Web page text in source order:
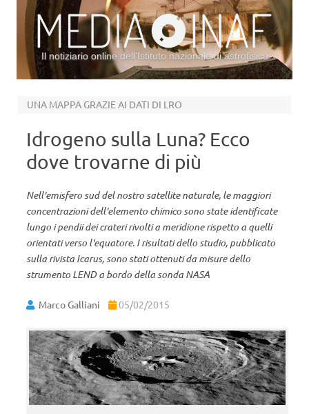
Il notiziario online dell’Istituto nazionale di astrofisica
UNA MAPPA GRAZIE AI DATI DI LRO
Idrogeno sulla Luna? Ecco
dove trovarne di più
Nell'emisfero sud del nostro satellite naturale, le maggiori
concentrazioni dell'elemento chimico sono state identificate
lungo i pendii dei crateri rivolti a meridione rispetto a quelli
orientati verso l'equatore. I risultati dello studio, pubblicato
sulla rivista Icarus, sono stati ottenuti da misure dello
strumento LEND a bordo della sonda NASA
Marco Galliani 05/02/2015